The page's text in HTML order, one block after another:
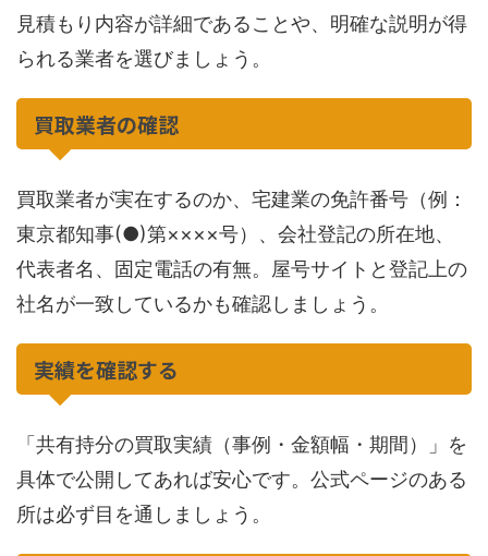
見積もり内容が詳細であることや、明確な説明が得
られる業者を選びましょう。
買取業者の確認
買取業者が実在するのか、宅建業の免許番号（例：
東京都知事(●)第××××号）、会社登記の所在地、
代表者名、固定電話の有無。屋号サイトと登記上の
社名が一致しているかも確認しましょう。
実績を確認する
「共有持分の買取実績（事例・金額幅・期間）」を
具体で公開してあれば安心です。公式ページのある
所は必ず目を通しましょう。